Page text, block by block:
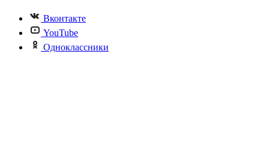
Вконтакте
YouTube
Одноклассники